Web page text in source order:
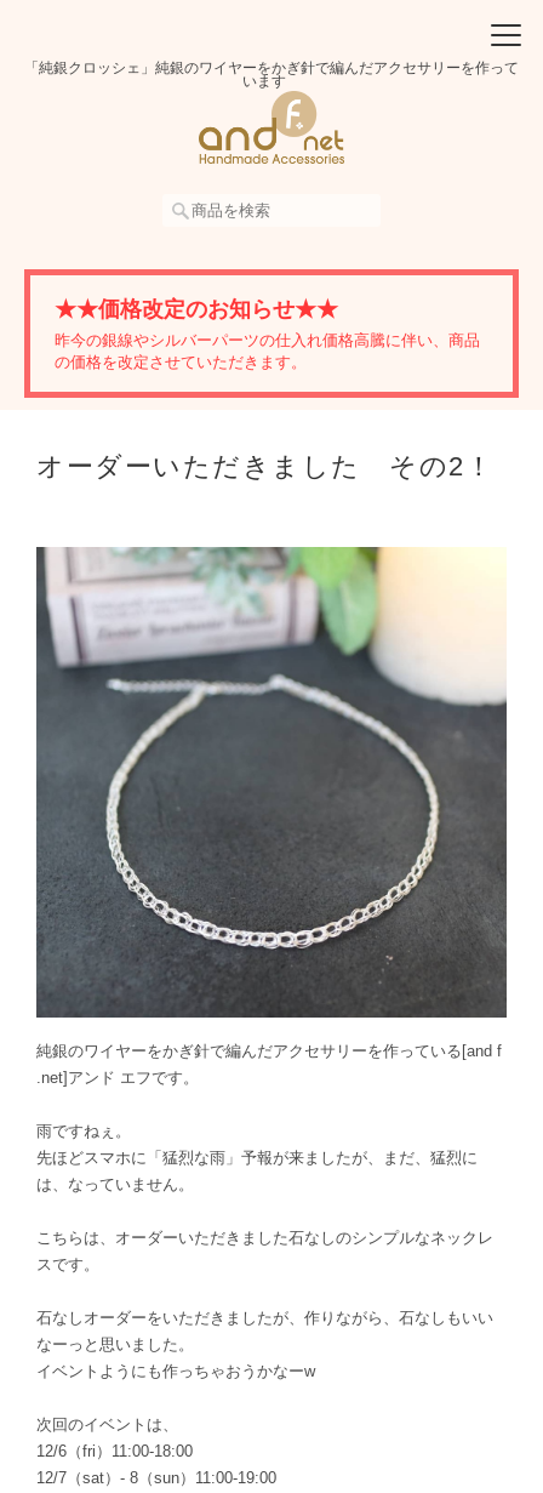
「純銀クロッシェ」純銀のワイヤーをかぎ針で編んだアクセサリーを作って
います
★★価格改定のお知らせ★★
昨今の銀線やシルバーパーツの仕入れ価格高騰に伴い、商品
の価格を改定させていただきます。
オーダーいただきました その2！
純銀のワイヤーをかぎ針で編んだアクセサリーを作っている[and f
.net]アンド エフです。
雨ですねぇ。
先ほどスマホに「猛烈な雨」予報が来ましたが、まだ、猛烈に
は、なっていません。
こちらは、オーダーいただきました石なしのシンプルなネックレ
スです。
石なしオーダーをいただきましたが、作りながら、石なしもいい
なーっと思いました。
イベントようにも作っちゃおうかなーw
次回のイベントは、
12/6（fri）11:00-18:00
12/7（sat）- 8（sun）11:00-19:00